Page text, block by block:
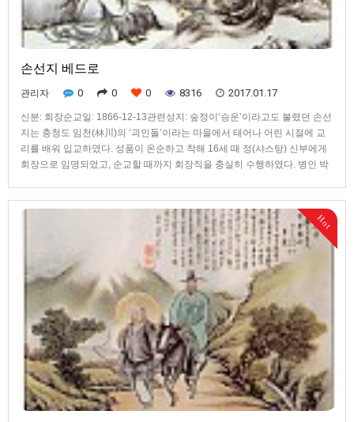
손선지 베드로
관리자 0 0 0 8316 2017.01.17
신분: 회장순교일: 1866-12-13관련성지: 숲정이‘승운’이라고도 불렸던 손선
지는 충청도 임천(林川)의 ‘괴인돌’이라는 마을에서 태어나 어린 시절에 교
리를 배워 입교하였다. 성품이 온순하고 착해 16세 때 정(샤스탕) 신부에게
회장으로 임명되었고, 순교할 때까지 회장직을 충실히 수행하였다. 병인 박
께 전주 감영 후면옥에 갇혔다. 신문을 받다가 회장 신분이 탄로나, 관장에게
공소를 거쳐 간 서양 신부들의 이름과 교회 서적의 출처를 대라고 강요당하
며 매우 혹독한 형벌과 고문을 받았다. 그러나 손선지는 심한 고통 가운데서
도 함께 체포된 교우들을 위로하고 권면하다가, 12월 13일 5명의 교우와 함
께 숲정이에서 예수 마리아를 부르며 47세의 나이로 참수형을 받았다.
Hot